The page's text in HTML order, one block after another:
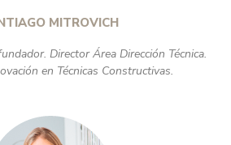
MITROVICH
Director Área Dirección Técnica.
en Técnicas Constructivas.